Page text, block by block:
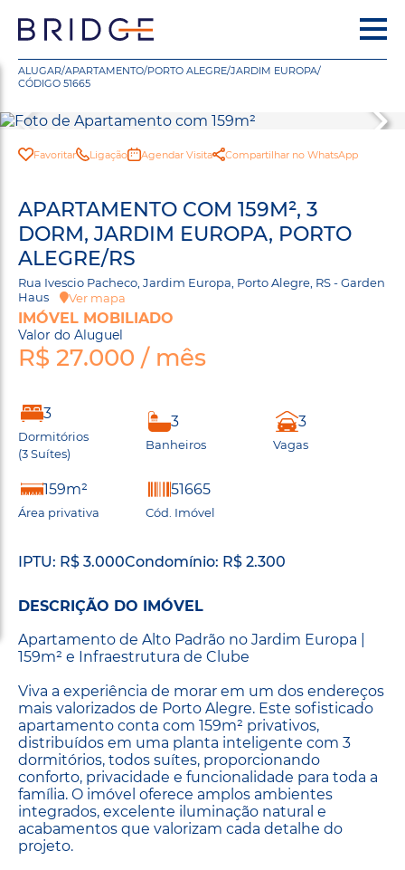
ALUGAR/APARTAMENTO/PORTO ALEGRE/JARDIM EUROPA/
CÓDIGO 51665
Favoritar Ligação Agendar Visita Compartilhar no WhatsApp
APARTAMENTO COM 159M², 3
DORM, JARDIM EUROPA, PORTO
ALEGRE/RS
Rua Ivescio Pacheco, Jardim Europa, Porto Alegre, RS - Garden
Haus
Ver mapa
IMÓVEL MOBILIADO
Valor do Aluguel
R$ 27.000 / mês
3
Dormitórios
(3 Suítes)
3
Banheiros
3
Vagas
159m²
Área privativa
51665
Cód. Imóvel
IPTU: R$ 3.000Condomínio: R$ 2.300
DESCRIÇÃO DO IMÓVEL
Apartamento de Alto Padrão no Jardim Europa |
159m² e Infraestrutura de Clube
Viva a experiência de morar em um dos endereços
mais valorizados de Porto Alegre. Este sofisticado
apartamento conta com 159m² privativos,
distribuídos em uma planta inteligente com 3
dormitórios, todos suítes, proporcionando
conforto, privacidade e funcionalidade para toda a
família. O imóvel oferece amplos ambientes
integrados, excelente iluminação natural e
acabamentos que valorizam cada detalhe do
projeto.